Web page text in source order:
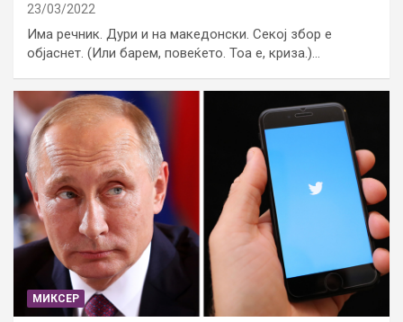
23/03/2022
Има речник. Дури и на македонски. Секој збор е
објаснет. (Или барем, повеќето. Тоа е, криза.)…
МИКСЕР